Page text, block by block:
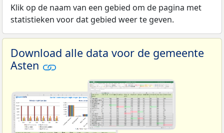
Klik op de naam van een gebied om de pagina met
statistieken voor dat gebied weer te geven.
Download alle data voor de gemeente
Asten